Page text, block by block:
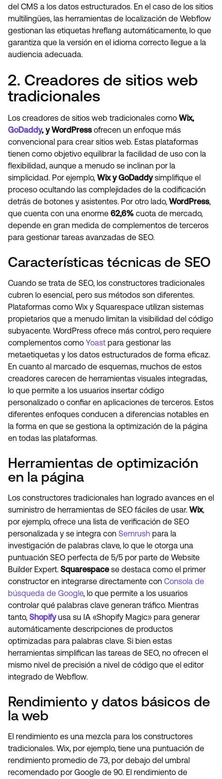
del CMS a los datos estructurados. En el caso de los sitios
multilingües, las herramientas de localización de Webflow
gestionan las etiquetas hreflang automáticamente, lo que
garantiza que la versión en el idioma correcto llegue a la
audiencia adecuada.
2. Creadores de sitios web
tradicionales
Los creadores de sitios web tradicionales como Wix,
GoDaddy, y WordPressofrecen un enfoque más
convencional para crear sitios web. Estas plataformas
tienen como objetivo equilibrar la facilidad de uso con la
flexibilidad, aunque a menudo se inclinan por la
simplicidad. Por ejemplo, Wix y GoDaddysimplifique el
proceso ocultando las complejidades de la codificación
detrás de botones y asistentes. Por otro lado, WordPress,
que cuenta con una enorme 62,6% cuota de mercado,
depende en gran medida de complementos de terceros
para gestionar tareas avanzadas de SEO.
Características técnicas de SEO
Cuando se trata de SEO, los constructores tradicionales
cubren lo esencial, pero sus métodos son diferentes.
Plataformas como Wix y Squarespace utilizan sistemas
propietarios que a menudo limitan la visibilidad del código
subyacente. WordPress ofrece más control, pero requiere
complementos como Yoast para gestionar las
metaetiquetas y los datos estructurados de forma eficaz.
En cuanto al marcado de esquemas, muchos de estos
creadores carecen de herramientas visuales integradas,
lo que permite a los usuarios insertar código
personalizado o confiar en aplicaciones de terceros. Estos
diferentes enfoques conducen a diferencias notables en
la forma en que se gestiona la optimización de la página
en todas las plataformas.
Herramientas de optimización
en la página
Los constructores tradicionales han logrado avances en el
suministro de herramientas de SEO fáciles de usar. Wix,
por ejemplo, ofrece una lista de verificación de SEO
personalizada y se integra con Semrush para la
investigación de palabras clave, lo que le otorga una
puntuación SEO perfecta de 5/5 por parte de Website
Builder Expert. Squarespacese destaca como el primer
constructor en integrarse directamente con Consola de
búsqueda de Google, lo que permite a los usuarios
controlar qué palabras clave generan tráfico. Mientras
tanto, Shopifyusa su IA «Shopify Magic» para generar
automáticamente descripciones de productos
optimizadas para palabras clave. Si bien estas
herramientas simplifican las tareas de SEO, no ofrecen el
mismo nivel de precisión a nivel de código que el editor
integrado de Webflow.
Rendimiento y datos básicos de
la web
El rendimiento es una mezcla para los constructores
tradicionales. Wix, por ejemplo, tiene una puntuación de
rendimiento promedio de 73, por debajo del umbral
recomendado por Google de 90. El rendimiento de